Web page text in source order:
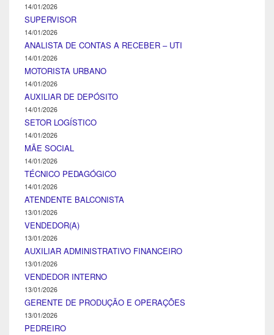
14/01/2026
SUPERVISOR
14/01/2026
ANALISTA DE CONTAS A RECEBER – UTI
14/01/2026
MOTORISTA URBANO
14/01/2026
AUXILIAR DE DEPÓSITO
14/01/2026
SETOR LOGÍSTICO
14/01/2026
MÃE SOCIAL
14/01/2026
TÉCNICO PEDAGÓGICO
14/01/2026
ATENDENTE BALCONISTA
13/01/2026
VENDEDOR(A)
13/01/2026
AUXILIAR ADMINISTRATIVO FINANCEIRO
13/01/2026
VENDEDOR INTERNO
13/01/2026
GERENTE DE PRODUÇÃO E OPERAÇÕES
13/01/2026
PEDREIRO